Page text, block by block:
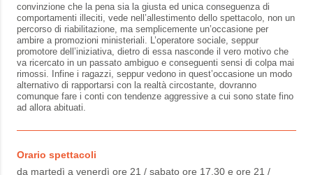
convinzione che la pena sia la giusta ed unica conseguenza di
comportamenti illeciti, vede nell’allestimento dello spettacolo, non un
percorso di riabilitazione, ma semplicemente un’occasione per
ambire a promozioni ministeriali. L’operatore sociale, seppur
promotore dell’iniziativa, dietro di essa nasconde il vero motivo che
va ricercato in un passato ambiguo e conseguenti sensi di colpa mai
rimossi. Infine i ragazzi, seppur vedono in quest’occasione un modo
alternativo di rapportarsi con la realtà circostante, dovranno
comunque fare i conti con tendenze aggressive a cui sono state fino
ad allora abituati.
Orario spettacoli
da martedì a venerdì ore 21 / sabato ore 17.30 e ore 21 /